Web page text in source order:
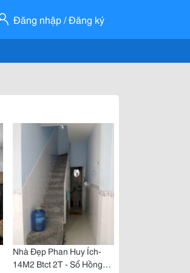
Đăng nhập / Đăng ký
Nhà Đẹp Phan Huy Ích-
14M2 Btct 2T - Sổ Hồng